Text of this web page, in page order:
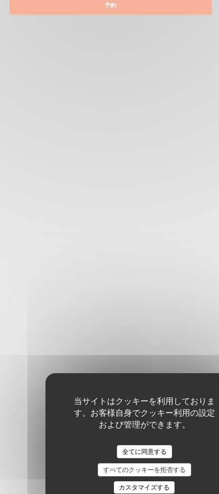
当サイトはクッキーを利用しておりま
す。お客様自身でクッキー利用の設定
および管理ができます。
全てに同意する
すべてのクッキーを拒否する
カスタマイズする
予約